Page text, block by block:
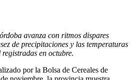
avanza con ritmos dispares
de precipitaciones y las temperaturas
en octubre.
por la Bolsa de Cereales de